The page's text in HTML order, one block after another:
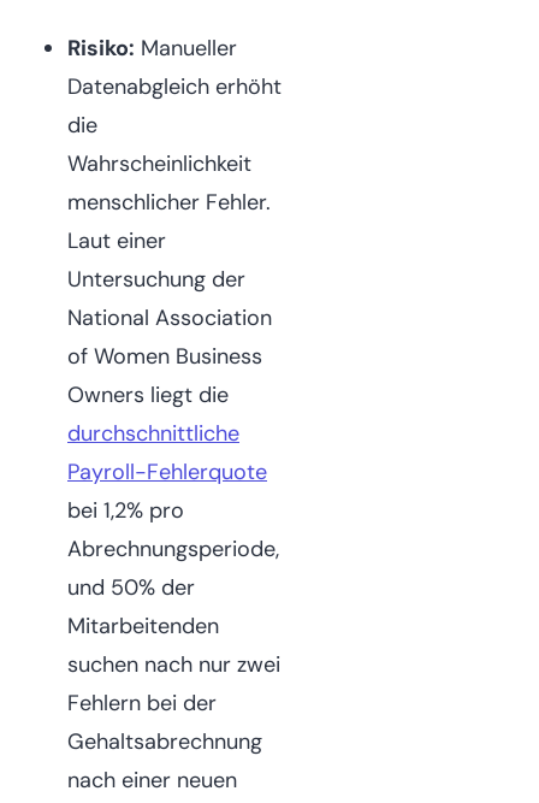
Risiko: Manueller
Datenabgleich erhöht
die
Wahrscheinlichkeit
menschlicher Fehler.
Laut einer
Untersuchung der
National Association
of Women Business
Owners liegt die
durchschnittliche
Payroll-Fehlerquote
bei 1,2% pro
Abrechnungsperiode,
und 50% der
Mitarbeitenden
suchen nach nur zwei
Fehlern bei der
Gehaltsabrechnung
nach einer neuen